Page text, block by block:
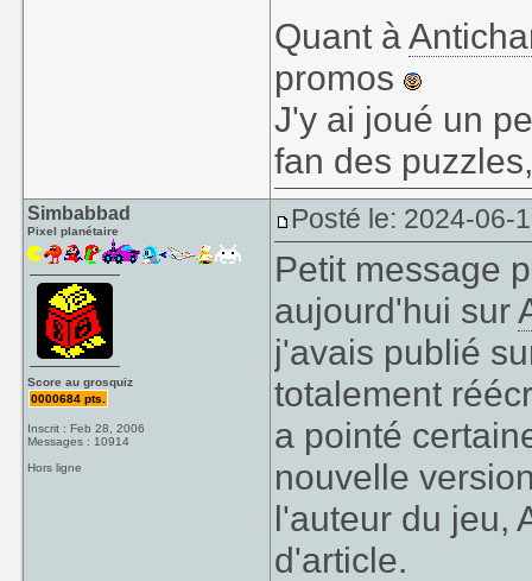
Quant à
promos
J'y ai joué un
fan des
Simbabbad
Pixel planétaire
Score au grosquiz
0000684 pts.
Inscrit : Feb 28, 2006
Messages : 10914
Hors ligne
Posté le: 2024-06-
Petit message
aujourd'hui sur
j'avais publié
totalement
a pointé
nouvelle
l'auteur du jeu,
d'article.